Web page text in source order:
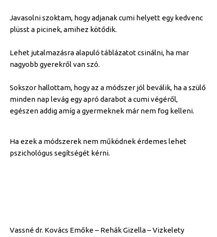
Javasolni szoktam, hogy adjanak cumi helyett egy kedvenc
plüsst a picinek, amihez kötődik.
Lehet jutalmazásra alapuló táblázatot csinálni, ha mar
nagyobb gyerekről van szó.
Sokszor hallottam, hogy az a módszer jól beválik, ha a szülő
minden nap levág egy apró darabot a cumi végéről,
egészen addig amíg a gyermeknek már nem fog kelleni.
Ha ezek a módszerek nem működnek érdemes lehet
pszichológus segítségét kérni.
Vassné dr. Kovács Emőke – Rehák Gizella – Vizkelety